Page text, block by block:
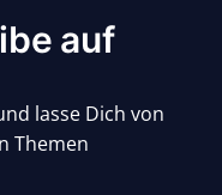
auf
lasse Dich von
Themen